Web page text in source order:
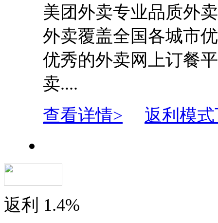
美团外卖专业品质外
外卖覆盖全国各城市
优秀的外卖网上订餐
卖....
查看详情>
返利模
返利 1.4%